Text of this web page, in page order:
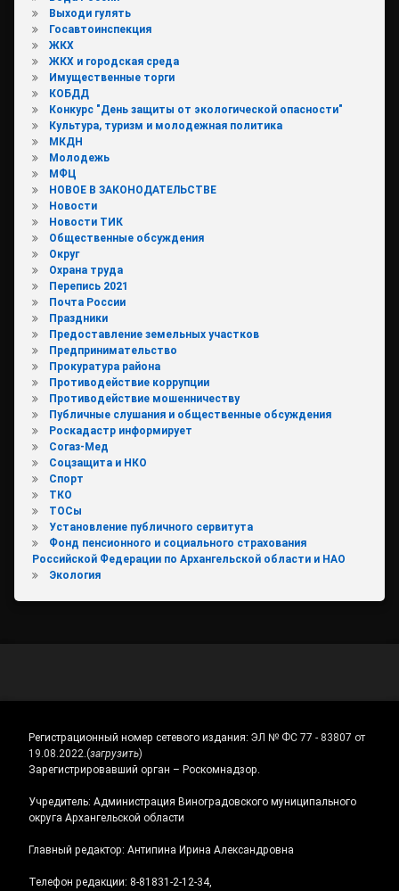
Выходи гулять
Госавтоинспекция
ЖКХ
ЖКХ и городская среда
Имущественные торги
КОБДД
Конкурс "День защиты от экологической опасности"
Культура, туризм и молодежная политика
МКДН
Молодежь
МФЦ
НОВОЕ В ЗАКОНОДАТЕЛЬСТВЕ
Новости
Новости ТИК
Общественные обсуждения
Округ
Охрана труда
Перепись 2021
Почта России
Праздники
Предоставление земельных участков
Предпринимательство
Прокуратура района
Противодействие коррупции
Противодействие мошенничеству
Публичные слушания и общественные обсуждения
Роскадастр информирует
Согаз-Мед
Соцзащита и НКО
Спорт
ТКО
ТОСы
Установление публичного сервитута
Фонд пенсионного и социального страхования
Российской Федерации по Архангельской области и НАО
Экология
Регистрационный номер сетевого издания: ЭЛ № ФС 77 - 83807 от
19.08.2022.(загрузить)
Зарегистрировавший орган – Роскомнадзор.
Учредитель: Администрация Виноградовского муниципального
округа Архангельской области
Главный редактор: Антипина Ирина Александровна
Телефон редакции: 8-81831-2-12-34,